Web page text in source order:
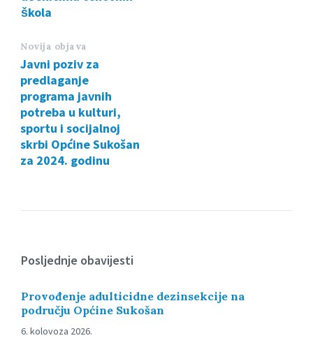
škola
Novija objava
Javni poziv za
predlaganje
programa javnih
potreba u kulturi,
sportu i socijalnoj
skrbi Općine Sukošan
za 2024. godinu
Posljednje obavijesti
Provođenje adulticidne dezinsekcije na
području Općine Sukošan
6. kolovoza 2026.